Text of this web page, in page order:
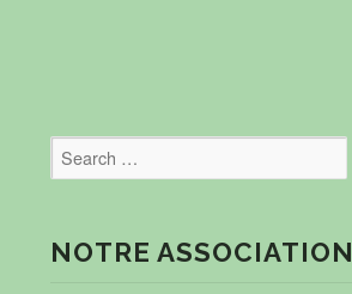
NOTRE ASSOCIATION